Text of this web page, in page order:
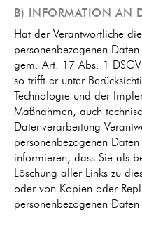
B) INFORMATION AN
Hat der Verantwortliche
personenbezogenen
gem. Art. 17 Abs. 1
so trifft er unter
Technologie und der
Maßnahmen, auch
Datenverarbeitung
personenbezogenen
informieren, dass Sie als
Löschung aller Links zu
oder von Kopien oder
personenbezogenen